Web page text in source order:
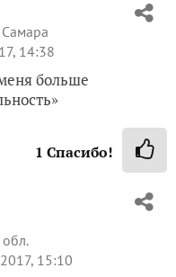
Самара
14:38
больше
1 Спасибо!
15:10